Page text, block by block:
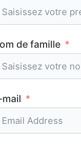
de famille